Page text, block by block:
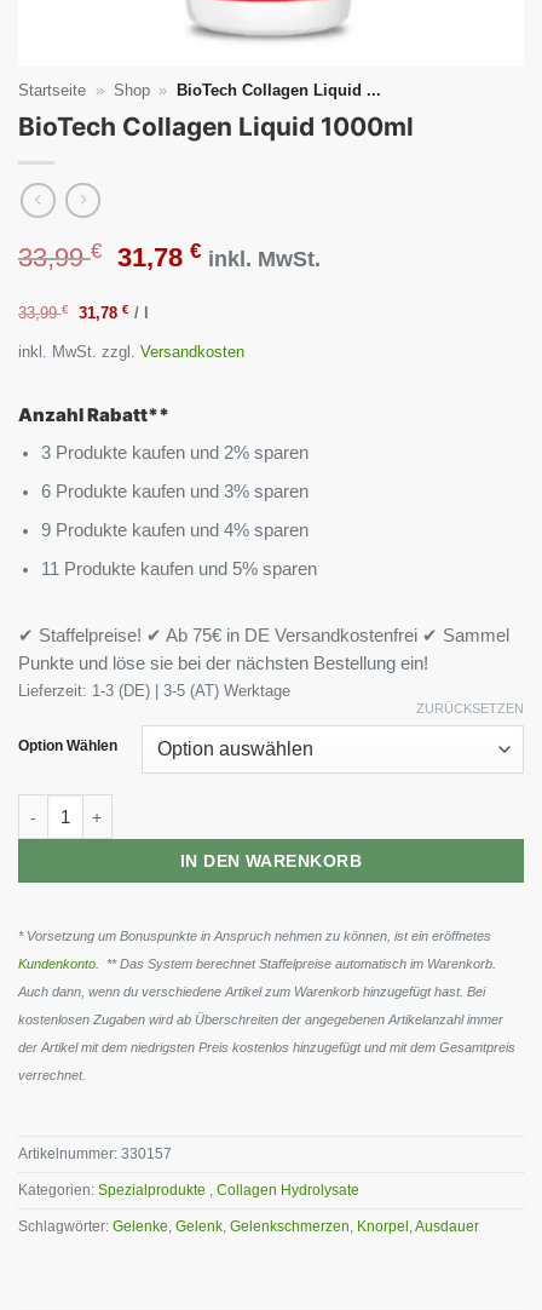
Startseite » Shop » BioTech Collagen Liquid ...
BioTech Collagen Liquid 1000ml
33,99€
Ursprünglicher
Preis
war:
33,99 €
31,78 €Aktueller
ist:
inkl. MwSt.
33,99€
Ursprünglicher
Preis
33,99 €
31,78€Aktueller
Preis
31,78 €.
/
inkl. MwSt. zzgl. Versandkosten
Anzahl Rabatt**
3 Produkte kaufen und 2% sparen
6 Produkte kaufen und 3% sparen
9 Produkte kaufen und 4% sparen
11 Produkte kaufen und 5% sparen
✔ Staffelpreise! ✔ Ab 75€ in DE Versandkostenfrei ✔ Sammel
Punkte und löse sie bei der nächsten Bestellung ein!
Lieferzeit: 1-3 (DE) | 3-5 (AT) Werktage
Option Wählen
ZURÜCKSETZEN
IN DEN WARENKORB
* Vorsetzung um Bonuspunkte in Anspruch nehmen zu können, ist ein eröffnetes
Kundenkonto . ** Das System berechnet Staffelpreise automatisch im Warenkorb.
Auch dann, wenn du verschiedene Artikel zum Warenkorb hinzugefügt hast. Bei
kostenlosen Zugaben wird ab Überschreiten der angegebenen Artikelanzahl immer
der Artikel mit dem niedrigsten Preis kostenlos hinzugefügt und mit dem Gesamtpreis
verrechnet.
Artikelnummer: 330157
Kategorien: Spezialprodukte , Collagen Hydrolysate
Schlagwörter: Gelenke, Gelenk, Gelenkschmerzen, Knorpel ,Ausdauer